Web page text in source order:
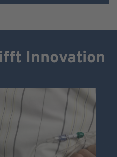
Innovation